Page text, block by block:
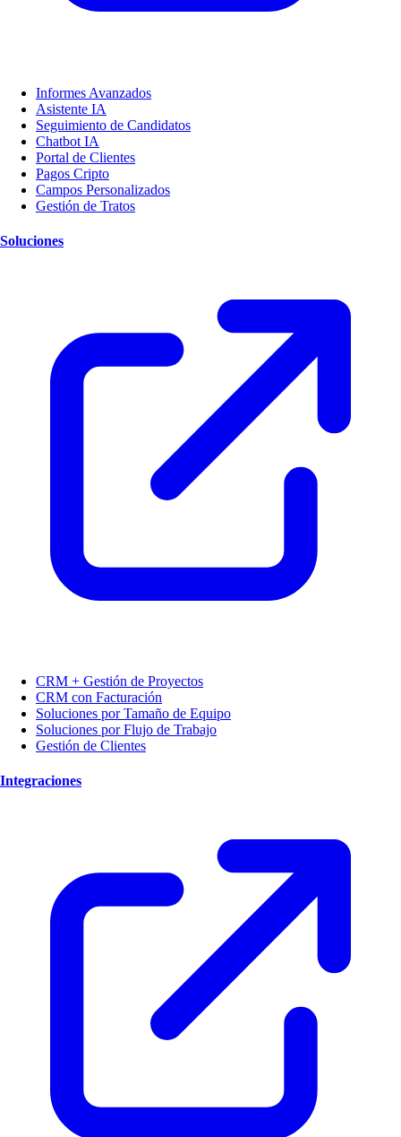
Informes Avanzados
Asistente IA
Seguimiento de Candidatos
Chatbot IA
Portal de Clientes
Pagos Cripto
Campos Personalizados
Gestión de Tratos
Soluciones
CRM + Gestión de Proyectos
CRM con Facturación
Soluciones por Tamaño de Equipo
Soluciones por Flujo de Trabajo
Gestión de Clientes
Integraciones